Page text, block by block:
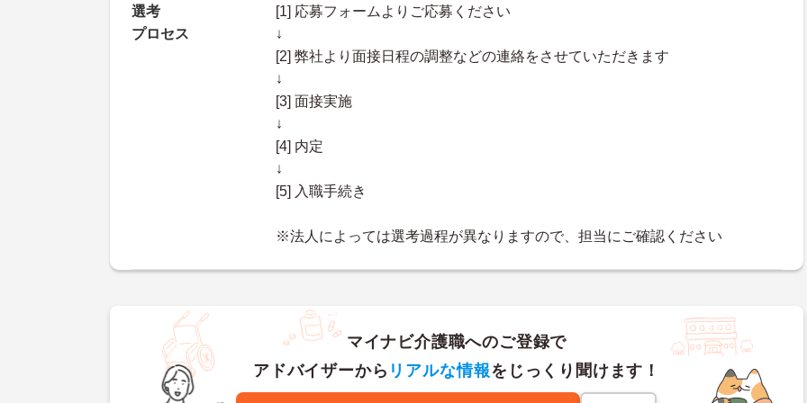
選考
プロセス
[1] 応募フォームよりご応募ください
↓
[2] 弊社より面接日程の調整などの連絡をさせていただきます
↓
[3] 面接実施
↓
[4] 内定
↓
[5] 入職手続き
※法人によっては選考過程が異なりますので、担当にご確認ください
マイナビ介護職へのご登録で
アドバイザーから リアルな情報をじっくり聞けます！